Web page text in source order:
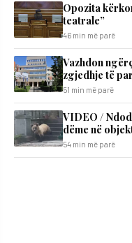
Opozita
teatrale”
46 min më parë
Vazhdon
zgjedhje të
51 min më parë
VIDEO /
dëme në
54 min më parë